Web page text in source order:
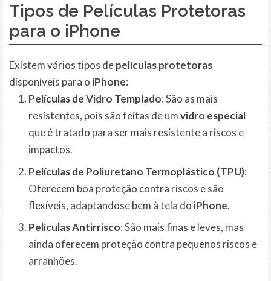
Tipos de Películas Protetoras
para o iPhone
Existem vários tipos depelículas protetoras
disponíveis para o iPhone:
Películas de Vidro Templado: São as mais
resistentes, pois são feitas de umvidro especial
que é tratado para ser mais resistente a riscos e
impactos.
Películas de Poliuretano Termoplástico (TPU):
Oferecem boa proteção contra riscos e são
flexíveis, adaptandose bem à tela do iPhone.
Películas Antirrisco: São mais finas e leves, mas
ainda oferecem proteção contra pequenos riscos e
arranhões.